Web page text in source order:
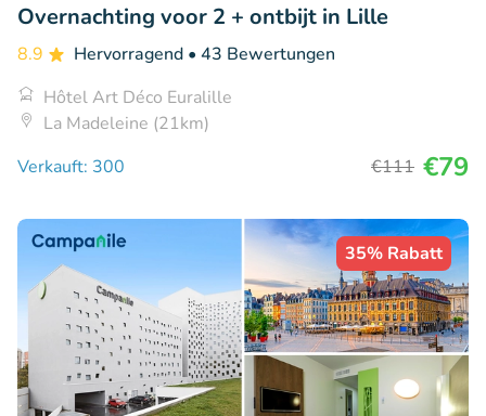
Overnachting voor 2 + ontbijt in Lille
8.9 Hervorragend • 43 Bewertungen
Hôtel Art Déco Euralille
La Madeleine (21km)
Verkauft: 300
€111 €79
35% Rabatt